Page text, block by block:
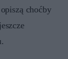
choćby